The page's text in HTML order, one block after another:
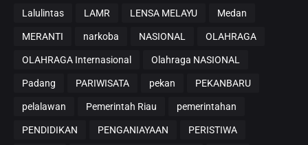
Lalulintas LAMR LENSA MELAYU Medan
MERANTI narkoba NASIONAL OLAHRAGA
OLAHRAGA Internasional Olahraga NASIONAL
Padang PARIWISATA pekan PEKANBARU
pelalawan Pemerintah Riau pemerintahan
PENDIDIKAN PENGANIAYAAN PERISTIWA